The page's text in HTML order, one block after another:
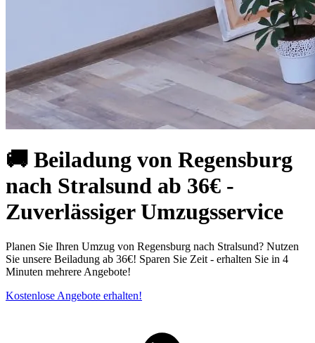
🚚 Beiladung von Regensburg
nach Stralsund ab 36€ -
Zuverlässiger Umzugsservice
Planen Sie Ihren Umzug von Regensburg nach Stralsund? Nutzen
Sie unsere Beiladung ab 36€! Sparen Sie Zeit - erhalten Sie in 4
Minuten mehrere Angebote!
Kostenlose Angebote erhalten!